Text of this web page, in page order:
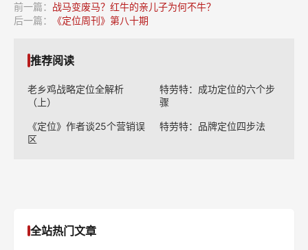
前一篇： 战马变废马？红牛的亲儿子为何不牛？
后一篇：
《定位周刊》第八十期
推荐阅读
老乡鸡战略定位全解析
（上）
特劳特：成功定位的六个步
骤
《定位》作者谈25个营销误
区
特劳特：品牌定位四步法
全站热门文章